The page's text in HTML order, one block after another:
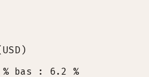
% bas : 6.2 %